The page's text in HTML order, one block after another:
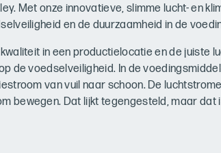
Met onze innovatieve, slimme lucht- en
en de duurzaamheid in de
in een productielocatie en de juiste
de voedselveiligheid. In de
van vuil naar schoon. De
bewegen. Dat lijkt tegengesteld, maar dat